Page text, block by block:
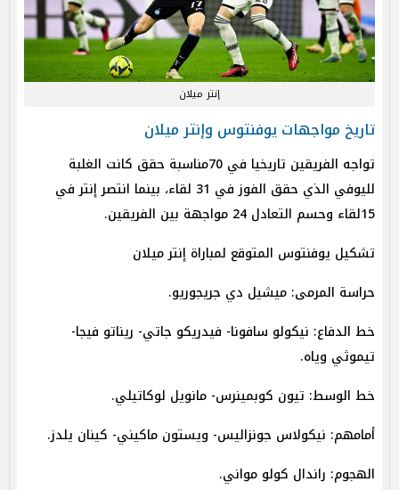
إنتر ميلان
تاريخ مواجهات يوفنتوس وإنتر ميلان
تواجه الفريقين تاريخيا في 70مناسبة حقق كانت الغلبة
لليوفي الذي حقق الفوز في 31 لقاء، بينما انتصر إنتر في
15لقاء وحسم التعادل 24 مواجهة بين الفريقين.
تشكيل يوفنتوس المتوقع لمباراة إنتر ميلان
حراسة المرمى: ميشيل دي جريجوريو.
خط الدفاع: نيكولو سافونا- فيدريكو جاتي- ريناتو فيجا-
تيموثي وياه.
خط الوسط: تيون كوبمينرس- مانويل لوكاتيلي.
أمامهم: نيكولاس جونزاليس- ويستون ماكيني- كينان يلدز.
الهجوم: راندال كولو مواني.